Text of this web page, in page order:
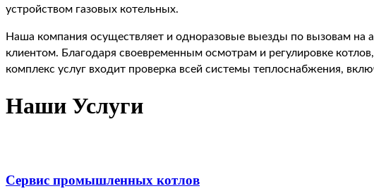
устройством газовых котельных.
Наша компания осуществляет и одноразовые выезды по вызовам на
клиентом. Благодаря своевременным осмотрам и регулировке
комплекс услуг входит проверка всей системы теплоснабжения,
Наши Услуги
Сервис промышленных котлов